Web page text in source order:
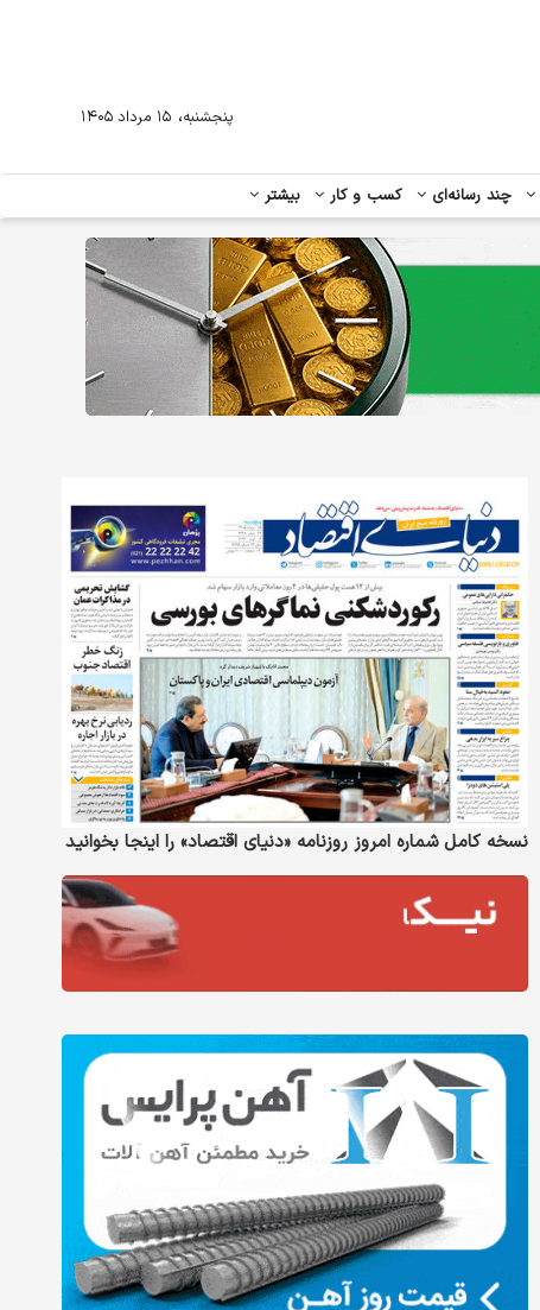
چند رسانه‌ای کسب و کار بیشتر
پنجشنبه، ۱۵ مرداد ۱۴۰۵
نسخه کامل شماره امروز روزنامه «دنیای‌ اقتصاد» را اینجا بخوانید